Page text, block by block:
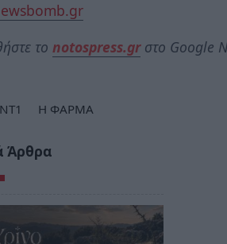
το notospress.grστο Google
Η ΦΑΡΜΑ
Άρθρα